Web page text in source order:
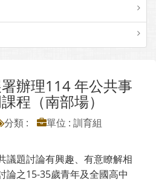
辦理114 年公共事
程（南部場）
分類 :
單位 : 訓育組
議題討論有興趣、有意瞭解相
論之15-35歲青年及全國高中